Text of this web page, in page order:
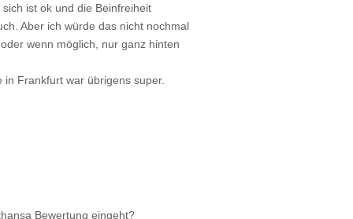
sich ist ok und die Beinfreiheit
Aber ich würde das nicht nochmal
wenn möglich, nur ganz hinten
in Frankfurt war übrigens super.
Bewertung eingeht?